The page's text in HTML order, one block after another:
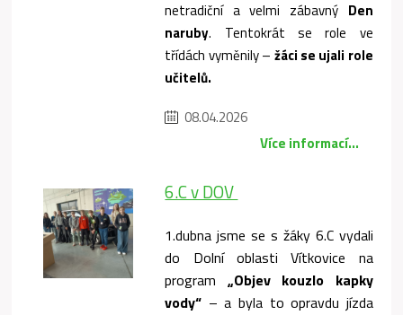
netradiční a velmi zábavný Den
naruby. Tentokrát se role ve
třídách vyměnily – žáci se ujali role
učitelů.
08.04.2026
Více informací...
6.C v DOV
1.dubna jsme se s žáky 6.C vydali
do Dolní oblasti Vítkovice na
program „Objev kouzlo kapky
vody“ – a byla to opravdu jízda